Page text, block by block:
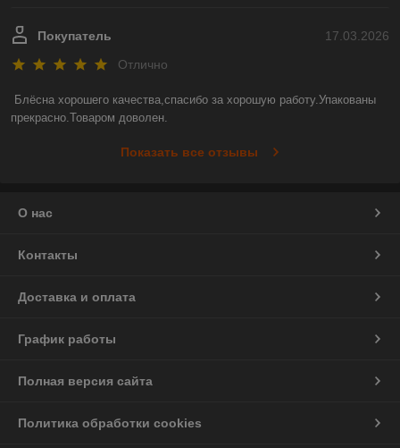
17.03.2026
Покупатель
Отлично
Блёсна хорошего качества,спасибо за хорошую работу.Упакованы
прекрасно.Товаром доволен.
Показать все отзывы
О нас
Контакты
Доставка и оплата
График работы
Полная версия сайта
Политика обработки cookies